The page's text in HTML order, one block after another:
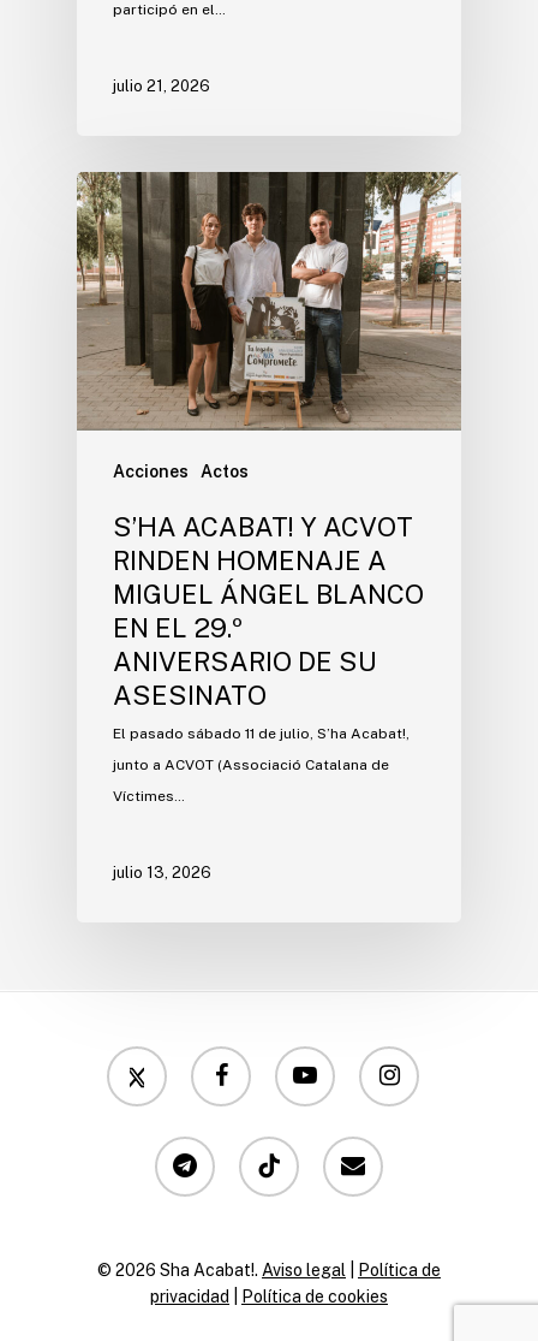
participó en el…
julio 21, 2026
Acciones Actos
S’HA ACABAT! Y ACVOT
RINDEN HOMENAJE A
MIGUEL ÁNGEL BLANCO
EN EL 29.º
ANIVERSARIO DE SU
ASESINATO
El pasado sábado 11 de julio, S’ha Acabat!,
junto a ACVOT (Associació Catalana de
Víctimes…
julio 13, 2026
twitter facebook youtube instagram
telegram tiktok email
© 2026 Sha Acabat!. Aviso legal
Política de
privacidad
Política de cookies